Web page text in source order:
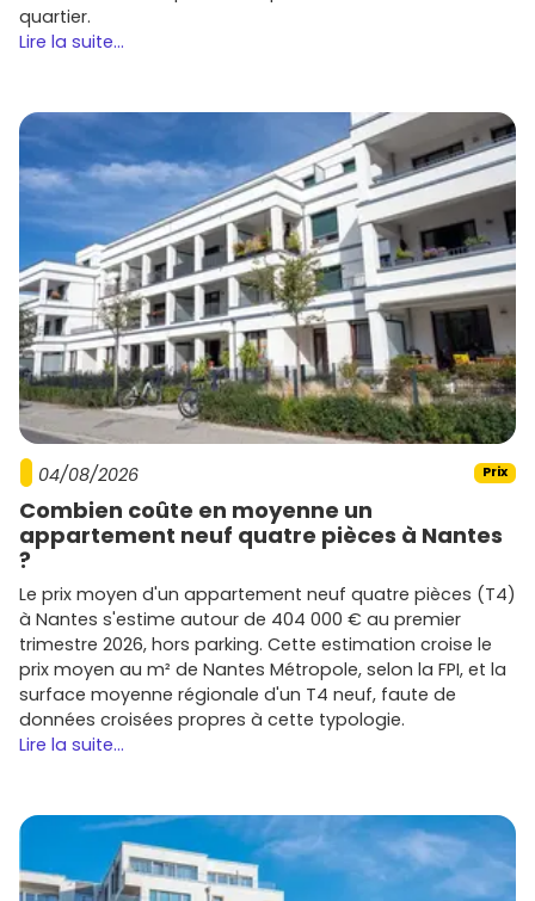
quartier.
Lire la suite...
04/08/2026 Prix
Combien coûte en moyenne un
appartement neuf quatre pièces à Nantes
?
Le prix moyen d'un appartement neuf quatre pièces (T4)
à Nantes s'estime autour de 404 000 € au premier
trimestre 2026, hors parking. Cette estimation croise le
prix moyen au m² de Nantes Métropole, selon la FPI, et la
surface moyenne régionale d'un T4 neuf, faute de
données croisées propres à cette typologie.
Lire la suite...